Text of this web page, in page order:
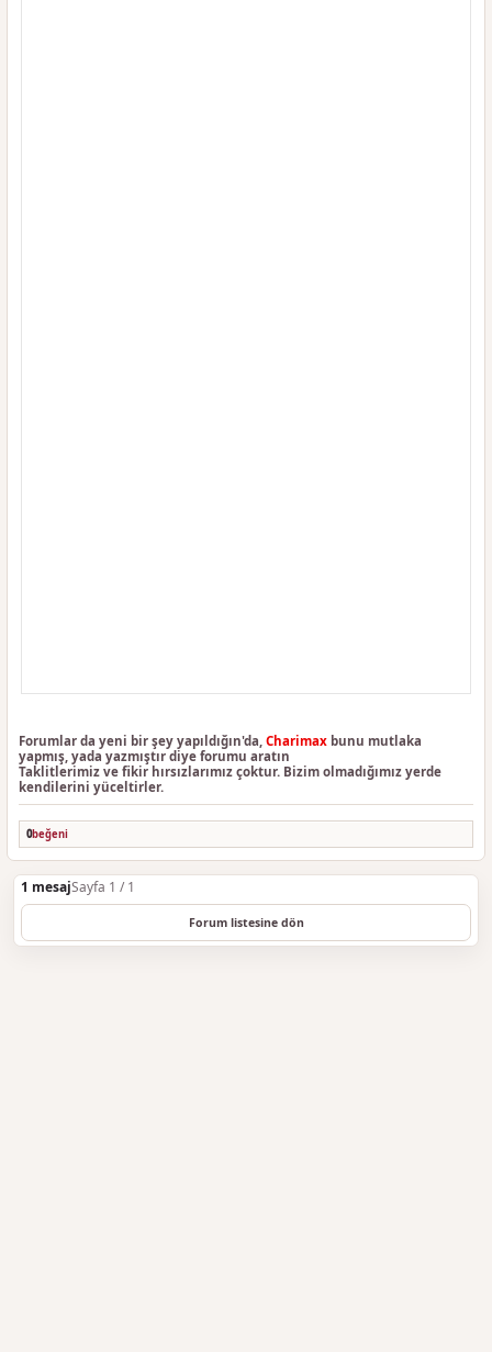
Forumlar da yeni bir şey yapıldığın'da, Charimax bunu mutlaka
yapmış, yada yazmıştır diye forumu aratın
Taklitlerimiz ve fikir hırsızlarımız çoktur. Bizim olmadığımız yerde
kendilerini yüceltirler.
0beğeni
1 mesajSayfa 1 / 1
Forum listesine dön